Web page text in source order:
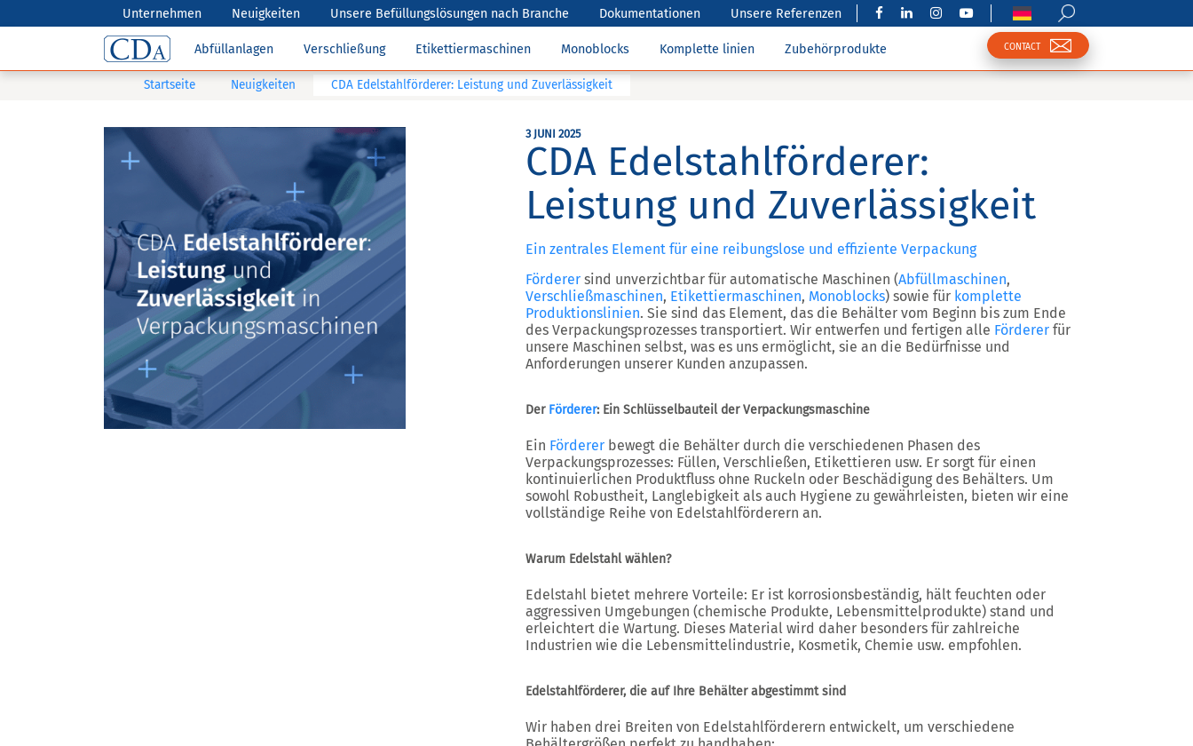
Unternehmen Neuigkeiten Unsere Befüllungslösungen nach Branche Dokumentationen Unsere Referenzen
Abfüllanlagen Verschließung Etikettiermaschinen Monoblocks Komplette linien Zubehörprodukte CONTACT
Startseite Neuigkeiten CDA Edelstahlförderer: Leistung und Zuverlässigkeit
3 JUNI 2025
CDA Edelstahlförderer:
Leistung und Zuverlässigkeit
Ein zentrales Element für eine reibungslose und effiziente Verpackung
Förderer sind unverzichtbar für automatische Maschinen (Abfüllmaschinen,
Verschließmaschinen, Etikettiermaschinen, Monoblocks) sowie für komplette
Produktionslinien. Sie sind das Element, das die Behälter vom Beginn bis zum Ende
des Verpackungsprozesses transportiert. Wir entwerfen und fertigen alle Förderer für
unsere Maschinen selbst, was es uns ermöglicht, sie an die Bedürfnisse und
Anforderungen unserer Kunden anzupassen.
Der Förderer: Ein Schlüsselbauteil der Verpackungsmaschine
Ein Förderer bewegt die Behälter durch die verschiedenen Phasen des
Verpackungsprozesses: Füllen, Verschließen, Etikettieren usw. Er sorgt für einen
kontinuierlichen Produktfluss ohne Ruckeln oder Beschädigung des Behälters. Um
sowohl Robustheit, Langlebigkeit als auch Hygiene zu gewährleisten, bieten wir eine
vollständige Reihe von Edelstahlförderern an.
Warum Edelstahl wählen?
Edelstahl bietet mehrere Vorteile: Er ist korrosionsbeständig, hält feuchten oder
aggressiven Umgebungen (chemische Produkte, Lebensmittelprodukte) stand und
erleichtert die Wartung. Dieses Material wird daher besonders für zahlreiche
Industrien wie die Lebensmittelindustrie, Kosmetik, Chemie usw. empfohlen.
Edelstahlförderer, die auf Ihre Behälter abgestimmt sind
Wir haben drei Breiten von Edelstahlförderern entwickelt, um verschiedene